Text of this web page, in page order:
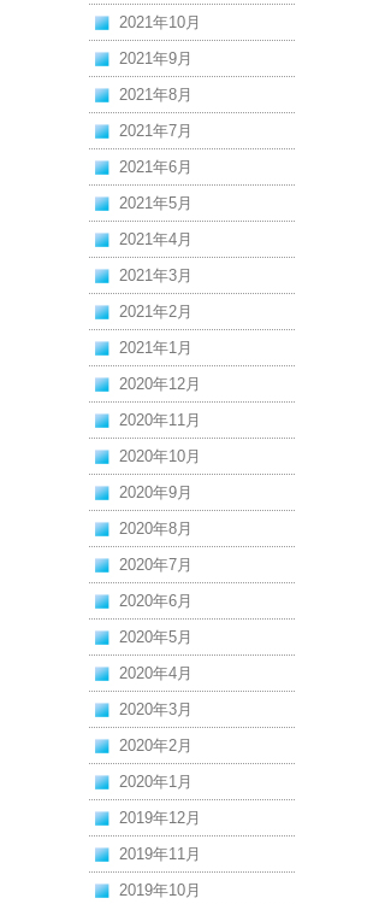
2021年10月
2021年9月
2021年8月
2021年7月
2021年6月
2021年5月
2021年4月
2021年3月
2021年2月
2021年1月
2020年12月
2020年11月
2020年10月
2020年9月
2020年8月
2020年7月
2020年6月
2020年5月
2020年4月
2020年3月
2020年2月
2020年1月
2019年12月
2019年11月
2019年10月